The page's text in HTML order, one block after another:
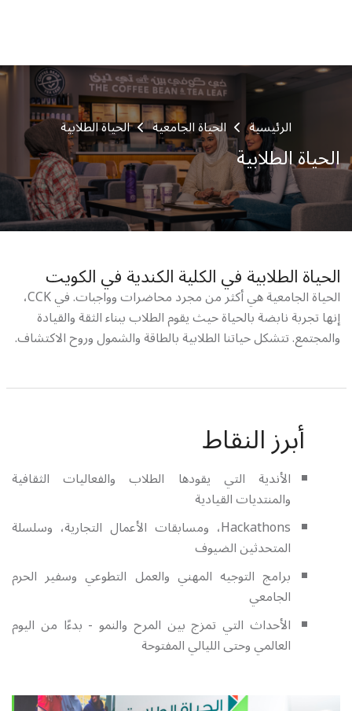
الرئيسية الحياة الجامعية الحياة الطلابية
الحياة الطلابية
الحياة الطلابية في الكلية الكندية في الكويت
الحياة الجامعية هي أكثر من مجرد محاضرات وواجبات. في CCK،
إنها تجربة نابضة بالحياة حيث يقوم الطلاب ببناء الثقة والقيادة
والمجتمع. تتشكل حياتنا الطلابية بالطاقة والشمول وروح الاكتشاف.
أبرز النقاط
الأندية التي يقودها الطلاب والفعاليات الثقافية
والمنتديات القيادية
Hackathons، ومسابقات الأعمال التجارية، وسلسلة
المتحدثين الضيوف
برامج التوجيه المهني والعمل التطوعي وسفير الحرم
الجامعي
الأحداث التي تمزج بين المرح والنمو - بدءًا من اليوم
العالمي وحتى الليالي المفتوحة